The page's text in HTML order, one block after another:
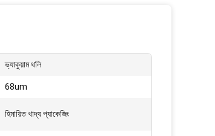
ভ্যাকুয়াম থলি
68um
হিমায়িত খাদ্য প্যাকেজিং